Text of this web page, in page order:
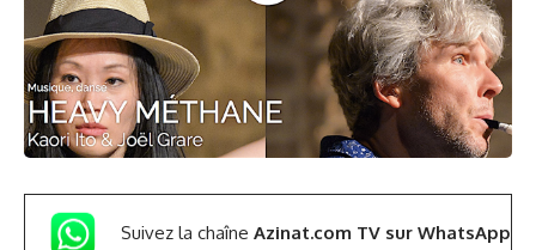
Suivez la chaîne Azinat.com TV sur WhatsApp